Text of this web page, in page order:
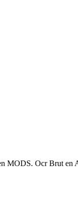
MODS. Ocr Brut en